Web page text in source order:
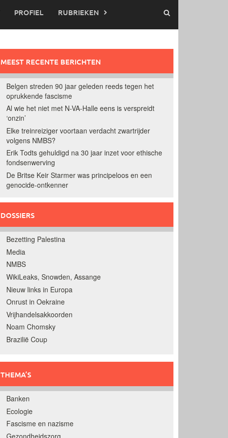
PROFIEL RUBRIEKEN
MEEST RECENTE BERICHTEN
Belgen streden 90 jaar geleden reeds tegen het
oprukkende fascisme
Al wie het niet met N-VA-Halle eens is verspreidt
‘onzin’
Elke treinreiziger voortaan verdacht zwartrijder
volgens NMBS?
Erik Todts gehuldigd na 30 jaar inzet voor ethische
fondsenwerving
De Britse Keir Starmer was principeloos en een
genocide-ontkenner
DOSSIERS
Bezetting Palestina
Media
NMBS
WikiLeaks, Snowden, Assange
Nieuw links in Europa
Onrust in Oekraine
Vrijhandelsakkoorden
Noam Chomsky
Brazilië Coup
THEMA’S
Banken
Ecologie
Fascisme en nazisme
Gezondheidszorg